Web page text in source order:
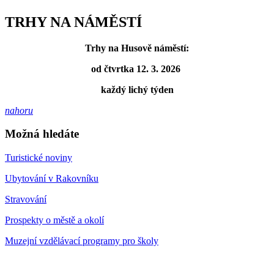
TRHY NA NÁMĚSTÍ
Trhy na Husově náměstí:
od čtvrtka 12. 3. 2026
každý lichý týden
nahoru
Možná hledáte
Turistické noviny
Ubytování v Rakovníku
Stravování
Prospekty o městě a okolí
Muzejní vzdělávací programy pro školy